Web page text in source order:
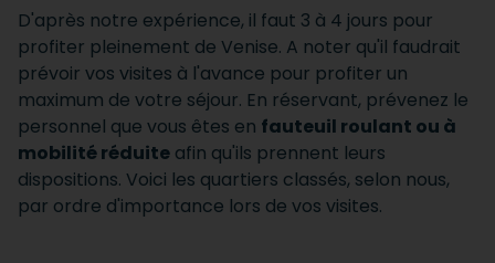
D'après notre expérience, il faut 3 à 4 jours pour
profiter pleinement de Venise. A noter qu'il faudrait
prévoir vos visites à l'avance pour profiter un
maximum de votre séjour. En réservant, prévenez le
personnel que vous êtes en fauteuil roulant ou à
mobilité réduite afin qu'ils prennent leurs
dispositions. Voici les quartiers classés, selon nous,
par ordre d'importance lors de vos visites.